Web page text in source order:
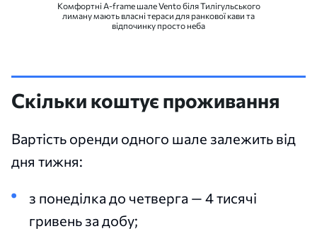
Комфортні A-frame шале Vento біля Тилігульського
лиману мають власні тераси для ранкової кави та
відпочинку просто неба
Скільки коштує проживання
Вартість оренди одного шале залежить від
дня тижня:
з понеділка до четверга — 4 тисячі
гривень за добу;